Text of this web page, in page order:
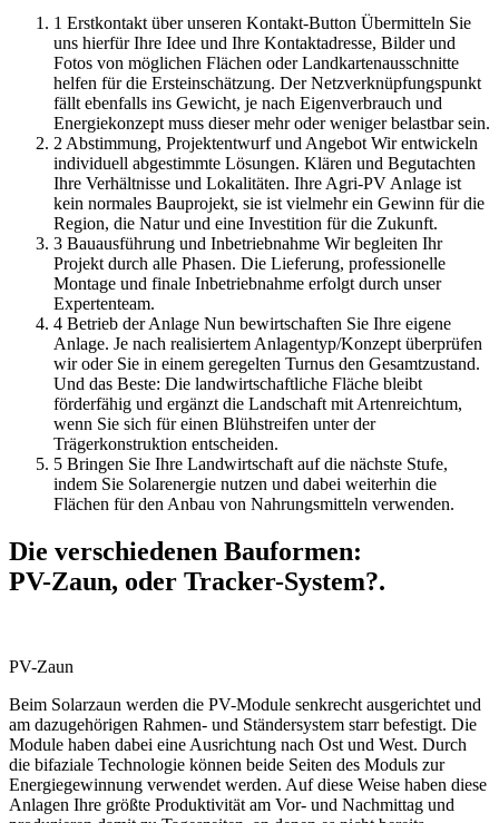
1 Erstkontakt über unseren Kontakt-Button Übermitteln Sie
uns hierfür Ihre Idee und Ihre Kontaktadresse, Bilder und
Fotos von möglichen Flächen oder Landkartenausschnitte
helfen für die Ersteinschätzung. Der Netzverknüpfungspunkt
fällt ebenfalls ins Gewicht, je nach Eigenverbrauch und
Energiekonzept muss dieser mehr oder weniger belastbar sein.
2 Abstimmung, Projektentwurf und Angebot Wir entwickeln
individuell abgestimmte Lösungen. Klären und Begutachten
Ihre Verhältnisse und Lokalitäten. Ihre Agri-PV Anlage ist
kein normales Bauprojekt, sie ist vielmehr ein Gewinn für die
Region, die Natur und eine Investition für die Zukunft.
3 Bauausführung und Inbetriebnahme Wir begleiten Ihr
Projekt durch alle Phasen. Die Lieferung, professionelle
Montage und finale Inbetriebnahme erfolgt durch unser
Expertenteam.
4 Betrieb der Anlage Nun bewirtschaften Sie Ihre eigene
Anlage. Je nach realisiertem Anlagentyp/Konzept überprüfen
wir oder Sie in einem geregelten Turnus den Gesamtzustand.
Und das Beste: Die landwirtschaftliche Fläche bleibt
förderfähig und ergänzt die Landschaft mit Artenreichtum,
wenn Sie sich für einen Blühstreifen unter der
Trägerkonstruktion entscheiden.
5 Bringen Sie Ihre Landwirtschaft auf die nächste Stufe,
indem Sie Solarenergie nutzen und dabei weiterhin die
Flächen für den Anbau von Nahrungsmitteln verwenden.
Die verschiedenen Bauformen:
PV-Zaun, oder Tracker-System?.
PV-Zaun
Beim Solarzaun werden die PV-Module senkrecht ausgerichtet und
am dazugehörigen Rahmen- und Ständersystem starr befestigt. Die
Module haben dabei eine Ausrichtung nach Ost und West. Durch
die bifaziale Technologie können beide Seiten des Moduls zur
Energiegewinnung verwendet werden. Auf diese Weise haben diese
Anlagen Ihre größte Produktivität am Vor- und Nachmittag und